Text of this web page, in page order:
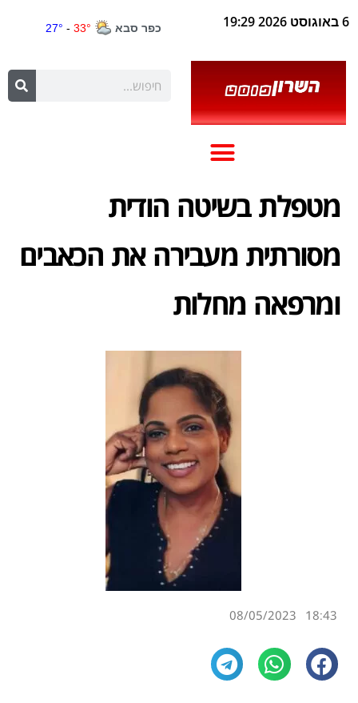
6 באוגוסט 2026 19:29
מטפלת בשיטה הודית
מסורתית מעבירה את הכאבים
ומרפאה מחלות
18:43
08/05/2023